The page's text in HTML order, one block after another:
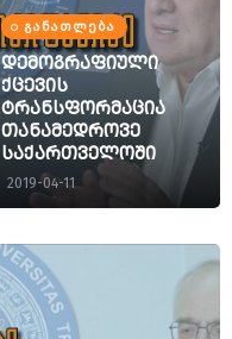
ᲒᲐᲜᲐᲗᲚᲔᲑᲐ
დემოგრაფიული
ქცევის
ტრანსფორმაცია
თანამედროვე
საქართველოში
2019-04-11